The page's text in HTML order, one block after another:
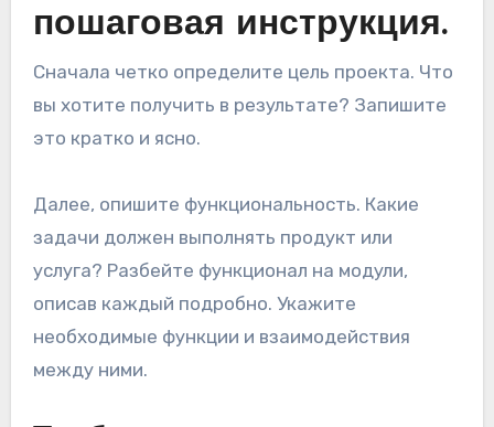
пошаговая инструкция.
Сначала четко определите цель проекта. Что
вы хотите получить в результате? Запишите
это кратко и ясно.
Далее, опишите функциональность. Какие
задачи должен выполнять продукт или
услуга? Разбейте функционал на модули,
описав каждый подробно. Укажите
необходимые функции и взаимодействия
между ними.